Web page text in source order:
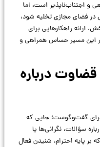
و اجتناب‌ناپذیر است، اما
در فضای مجازی تخلیه شود،
ارائه راهکارهایی برای
در این مسیر حساس همراهی و
درباره
برای گفت‌وگوست؛ جایی که
سؤالات، نگرانی‌ها یا
پایه احترام، شنیدن فعال